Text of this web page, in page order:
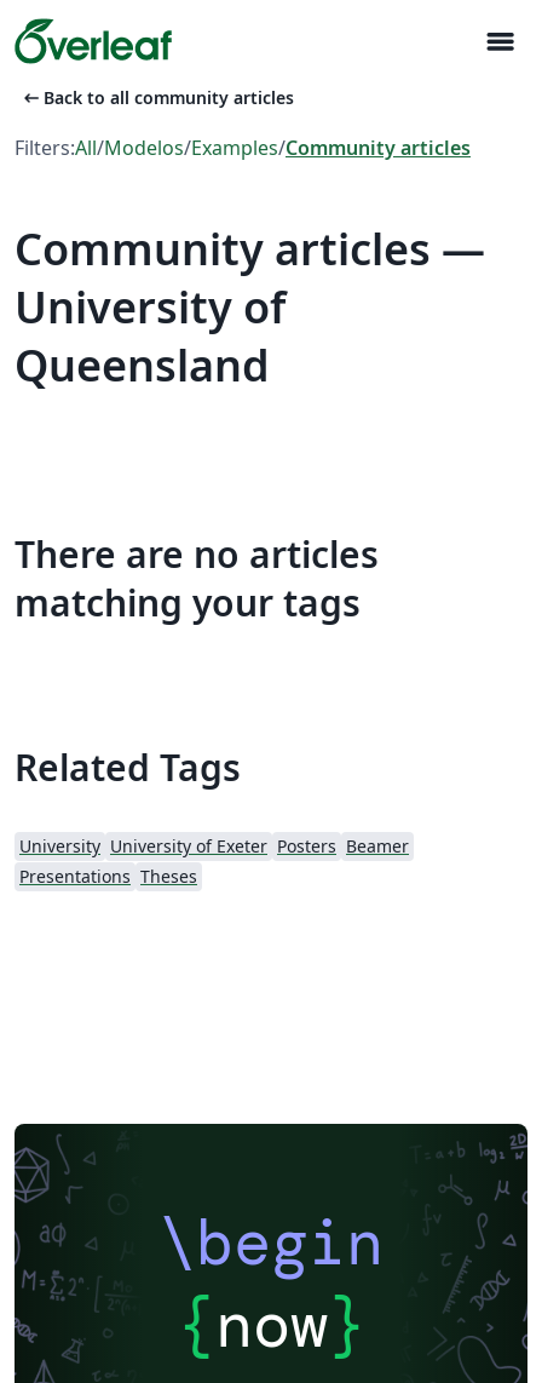
menu
arrow_left_alt Back to all community articles
Filters:All/Modelos/Examples/Community articles
Community articles —
University of
Queensland
There are no articles
matching your tags
Related Tags
University University of Exeter Posters Beamer
Presentations Theses
\begin
{now}